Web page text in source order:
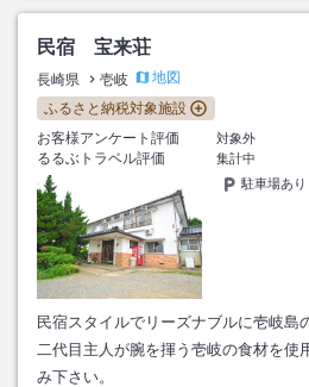
民宿 宝来荘
長崎県 壱岐
地図
ふるさと納税対象施設
お客様アンケート評価
対象外
るるぶトラベル評価
集計中
駐車場あり
民宿スタイルでリーズナブルに壱岐島
二代目主人が腕を揮う壱岐の食材を使
み下さい。